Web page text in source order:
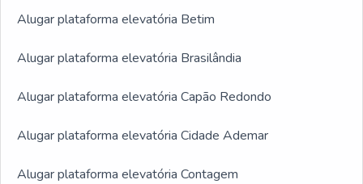
Alugar plataforma elevatória Betim
Alugar plataforma elevatória Brasilândia
Alugar plataforma elevatória Capão Redondo
Alugar plataforma elevatória Cidade Ademar
Alugar plataforma elevatória Contagem